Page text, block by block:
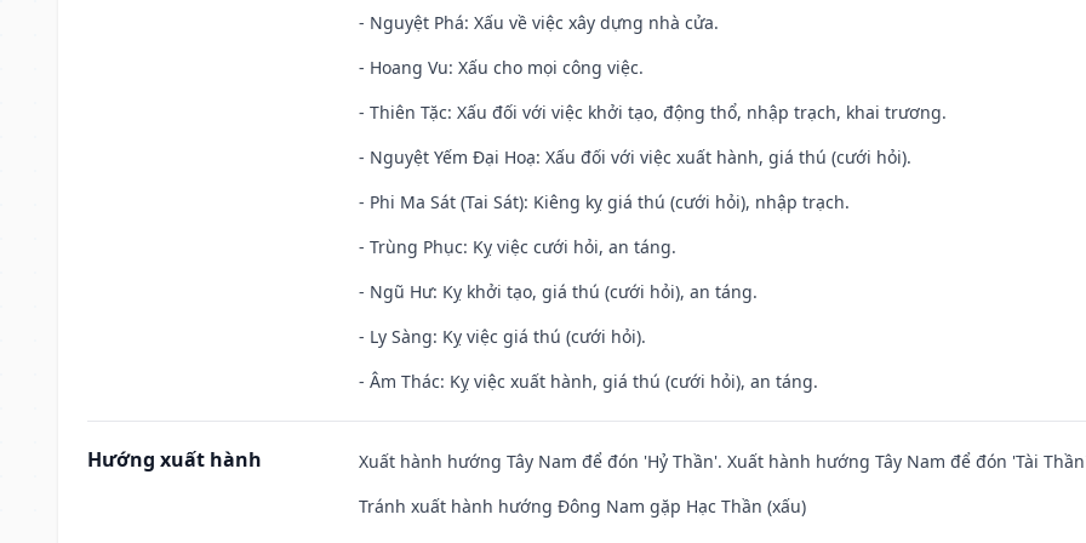
- Nguyệt Phá: Xấu về việc xây dựng nhà cửa.
- Hoang Vu: Xấu cho mọi công việc.
- Thiên Tặc: Xấu đối với việc khởi tạo, động thổ, nhập trạch, khai trương.
- Nguyệt Yếm Đại Hoạ: Xấu đối với việc xuất hành, giá thú (cưới hỏi).
- Phi Ma Sát (Tai Sát): Kiêng kỵ giá thú (cưới hỏi), nhập trạch.
- Trùng Phục: Kỵ việc cưới hỏi, an táng.
- Ngũ Hư: Kỵ khởi tạo, giá thú (cưới hỏi), an táng.
- Ly Sàng: Kỵ việc giá thú (cưới hỏi).
- Âm Thác: Kỵ việc xuất hành, giá thú (cưới hỏi), an táng.
Hướng xuất hành
Xuất hành hướng Tây Nam để đón 'Hỷ Thần'. Xuất hành hướng Tây Nam để đón 'Tài
Tránh xuất hành hướng Đông Nam gặp Hạc Thần (xấu)